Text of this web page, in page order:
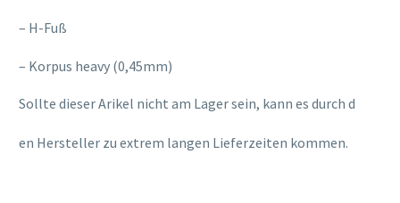
– H-Fuß
– Korpus heavy (0,45mm)
Sollte dieser Arikel nicht am Lager sein, kann es durch d
osteopathe-nyon-cabinet-monney
en Hersteller zu extrem langen Lieferzeiten kommen.